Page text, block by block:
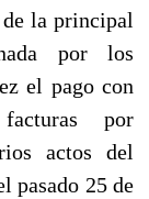
la principal
por los
el pago con
por
actos del
pasado 25 de